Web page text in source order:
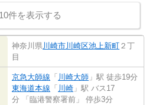
件を表示する
神奈川県川崎市川崎区池上新町 ２丁
目
京急大師線 「 川崎大師 」駅 徒歩19分
東海道本線 「 川崎 」駅 バス17
分 「臨港警察署前」 停歩3分